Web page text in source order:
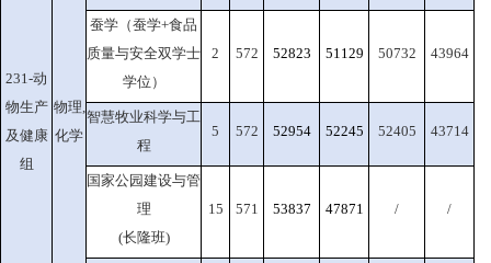
231-动
物生产
及健康
组
物理,
化学
蚕学（蚕学+食品
质量与安全双学士
学位）
2 572 52823 51129 50732 43964
智慧牧业科学与工
程
5 572 52954 52245 52405 43714
国家公园建设与管
理
(长隆班)
15 571 53837 47871 / /